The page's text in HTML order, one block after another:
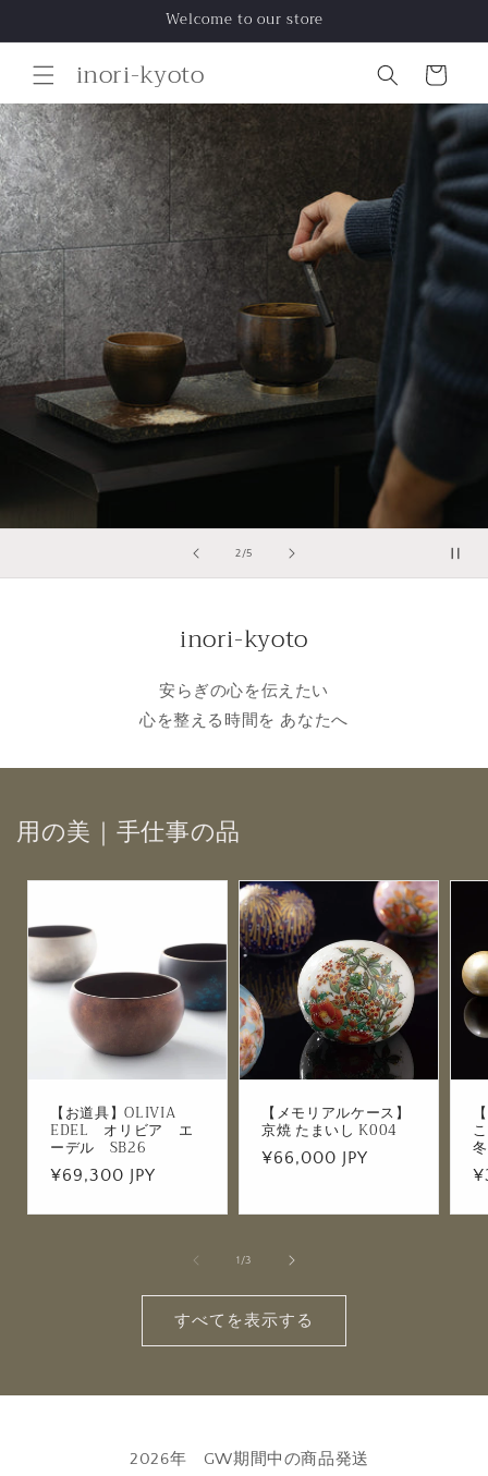
進む
Welcome to our store
inori-kyoto
カ
ー
ト
2/の
5
inori-kyoto
安らぎの心を伝えたい
心を整える時間を あなたへ
用の美｜手仕事の品
【お道具】OLIVIA
EDEL オリビア エ
ーデル SB26
通
¥69,300 JPY
【メモリアルケース】
京焼 たまいし K004
通
価
¥66,000 JPY
1 /の
3
すべてを表示する
2026年 GW期間中の商品発送